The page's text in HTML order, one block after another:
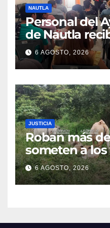
NAUTLA
Personal del
de Nautla
en atención a
6 AGOSTO, 2026
JUSTICIA
Roban más
someten a los
6 AGOSTO, 2026